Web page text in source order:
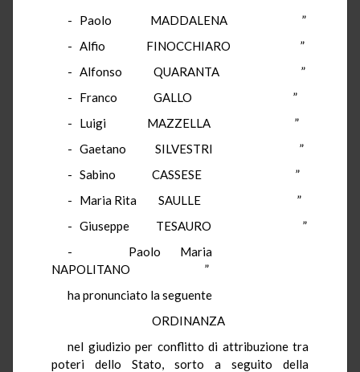
- Paolo MADDALENA ”
- Alfio FINOCCHIARO ”
- Alfonso QUARANTA ”
- Franco GALLO ”
- Luigi MAZZELLA ”
- Gaetano SILVESTRI ”
- Sabino CASSESE ”
- Maria Rita SAULLE ”
- Giuseppe TESAURO ”
- Paolo Maria
NAPOLITANO ”
ha pronunciato la seguente
ORDINANZA
nel giudizio per conflitto di attribuzione tra
poteri dello Stato, sorto a seguito della